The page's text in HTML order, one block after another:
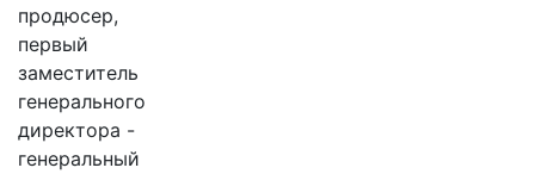
продюсер,
первый
заместитель
генерального
директора -
генеральный